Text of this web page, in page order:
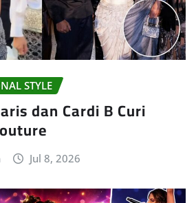
STYLE
dan Cardi B Curi
Jul 8, 2026